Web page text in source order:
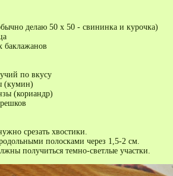
делаю 50 х 50 - свининка и курочка)
баклажанов
по вкусу
(кумин)
(кориандр)
срезать хвостики.
полосками через 1,5-2 см.
получиться темно-светлые участки.